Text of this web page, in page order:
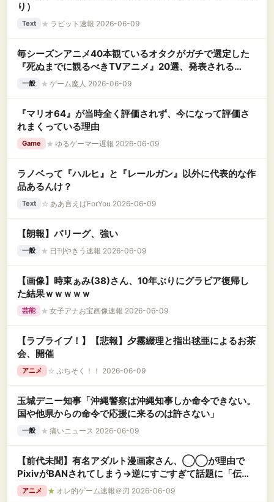
り）
Text ★ ラビット速報 2026-06-09
毎シーズンアニメ40本観ているオタクがガチで選定した
『死ぬまでに観るべきTVアニメ』20選、発表される
www
一般 ★ ゲーム魔人 2026-06-09
『マリオ64』が当時全く評価されず、今になって評価さ
れまくっている理由
Game ★ ゆるゲーマー遅報 2026-06-09
ラノベって『ハルヒ』と『レールガン』以外に代表的な作
品あるんけ？
Text ☆ ああ言えばForYou 2026-06-09
【朗報】パリーグ、強い
一般 ★ 日刊やきう速報 2026-06-09
【画像】時東ぁみ(38)さん、10年ぶりにグラビア復帰し
た結果ｗｗｗｗｗ
芸能 ★ 女子アナお宝画像速報 2026-06-09
【ラブライブ！】【悲報】夕霧綴理と指出毬亜によるお茶
会、開催
アニメ ☆ ぷちそく！！ 2026-06-09
玉城デニー知事「沖縄警察は沖縄知事しか命令できない。
国や他県からの命令で応援に来るのは許さない」
一般 ★ 痛いニュース 2026-06-09
【前代未聞】有名アダルト漫画家さん、◯◯が理由で
PixivがBANされてしまう→逆にすごすぎて話題に「伝説
誕生」
アニメ ★ オレ的ゲーム速報＠刃 2026-06-09